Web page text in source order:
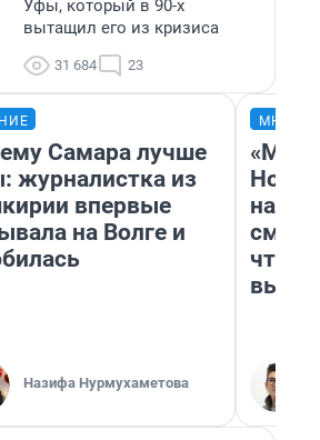
Уфы, который в 90-х
вытащил его из кризиса
31 684 23
Самара лучше
журналистка из
впервые
на Волге и
Назифа Нурмухаметова
«Мы